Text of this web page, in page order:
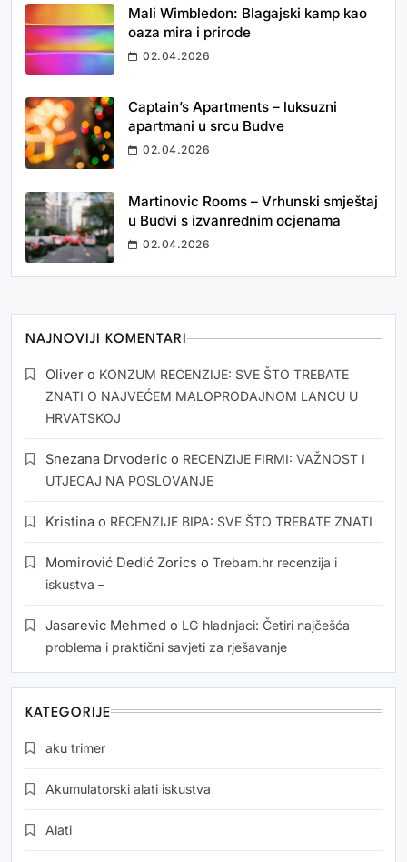
Mali Wimbledon: Blagajski kamp kao
oaza mira i prirode
02.04.2026
Captain’s Apartments – luksuzni
apartmani u srcu Budve
02.04.2026
Martinovic Rooms – Vrhunski smještaj
u Budvi s izvanrednim ocjenama
02.04.2026
NAJNOVIJI KOMENTARI
Oliver o KONZUM RECENZIJE: SVE ŠTO TREBATE
ZNATI O NAJVEĆEM MALOPRODAJNOM LANCU U
HRVATSKOJ
Snezana Drvoderic o RECENZIJE FIRMI: VAŽNOST I
UTJECAJ NA POSLOVANJE
Kristina o RECENZIJE BIPA: SVE ŠTO TREBATE ZNATI
Momirović Dedić Zorics o Trebam.hr recenzija i
iskustva –
Jasarevic Mehmed o LG hladnjaci: Četiri najčešća
problema i praktični savjeti za rješavanje
KATEGORIJE
aku trimer
Akumulatorski alati iskustva
Alati